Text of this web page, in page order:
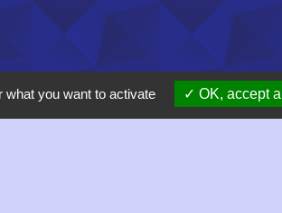
you want to activate OK, accept all